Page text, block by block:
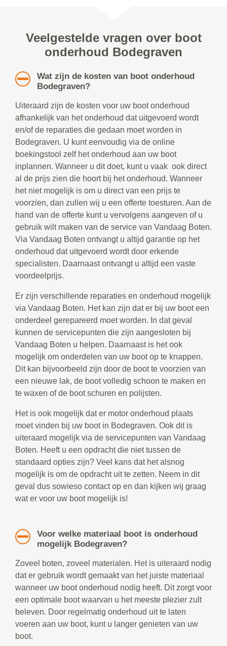
Veelgestelde vragen over boot
onderhoud Bodegraven
Wat zijn de kosten van boot onderhoud
Bodegraven?
Uiteraard zijn de kosten voor uw boot onderhoud
afhankelijk van het onderhoud dat uitgevoerd wordt
en/of de reparaties die gedaan moet worden in
Bodegraven. U kunt eenvoudig via de online
boekingstool zelf het onderhoud aan uw boot
inplannen. Wanneer u dit doet, kunt u vaak ook direct
al de prijs zien die hoort bij het onderhoud. Wanneer
het niet mogelijk is om u direct van een prijs te
voorzien, dan zullen wij u een offerte toesturen. Aan de
hand van de offerte kunt u vervolgens aangeven of u
gebruik wilt maken van de service van Vandaag Boten.
Via Vandaag Boten ontvangt u altijd garantie op het
onderhoud dat uitgevoerd wordt door erkende
specialisten. Daarnaast ontvangt u altijd een vaste
voordeelprijs.
Er zijn verschillende reparaties en onderhoud mogelijk
via Vandaag Boten. Het kan zijn dat er bij uw boot een
onderdeel gerepareerd moet worden. In dat geval
kunnen de servicepunten die zijn aangesloten bij
Vandaag Boten u helpen. Daarnaast is het ook
mogelijk om onderdelen van uw boot op te knappen.
Dit kan bijvoorbeeld zijn door de boot te voorzien van
een nieuwe lak, de boot volledig schoon te maken en
te waxen of de boot schuren en polijsten.
Het is ook mogelijk dat er motor onderhoud plaats
moet vinden bij uw boot in Bodegraven. Ook dit is
uiteraard mogelijk via de servicepunten van Vandaag
Boten. Heeft u een opdracht die niet tussen de
standaard opties zijn? Veel kans dat het alsnog
mogelijk is om de opdracht uit te zetten. Neem in dit
geval dus sowieso contact op en dan kijken wij graag
wat er voor uw boot mogelijk is!
Voor welke materiaal boot is onderhoud
mogelijk Bodegraven?
Zoveel boten, zoveel materialen. Het is uiteraard nodig
dat er gebruik wordt gemaakt van het juiste materiaal
wanneer uw boot onderhoud nodig heeft. Dit zorgt voor
een optimale boot waarvan u het meeste plezier zult
beleven. Door regelmatig onderhoud uit te laten
voeren aan uw boot, kunt u langer genieten van uw
boot.